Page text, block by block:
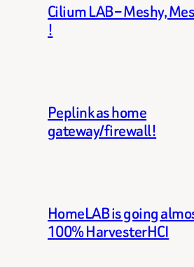
Cilium LAB – Meshy,
!
Peplink as home
gateway/firewall!
HomeLAB is going
100% HarvesterHCI